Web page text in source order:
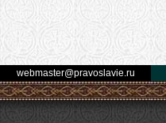
webmaster@pravoslavie.ru